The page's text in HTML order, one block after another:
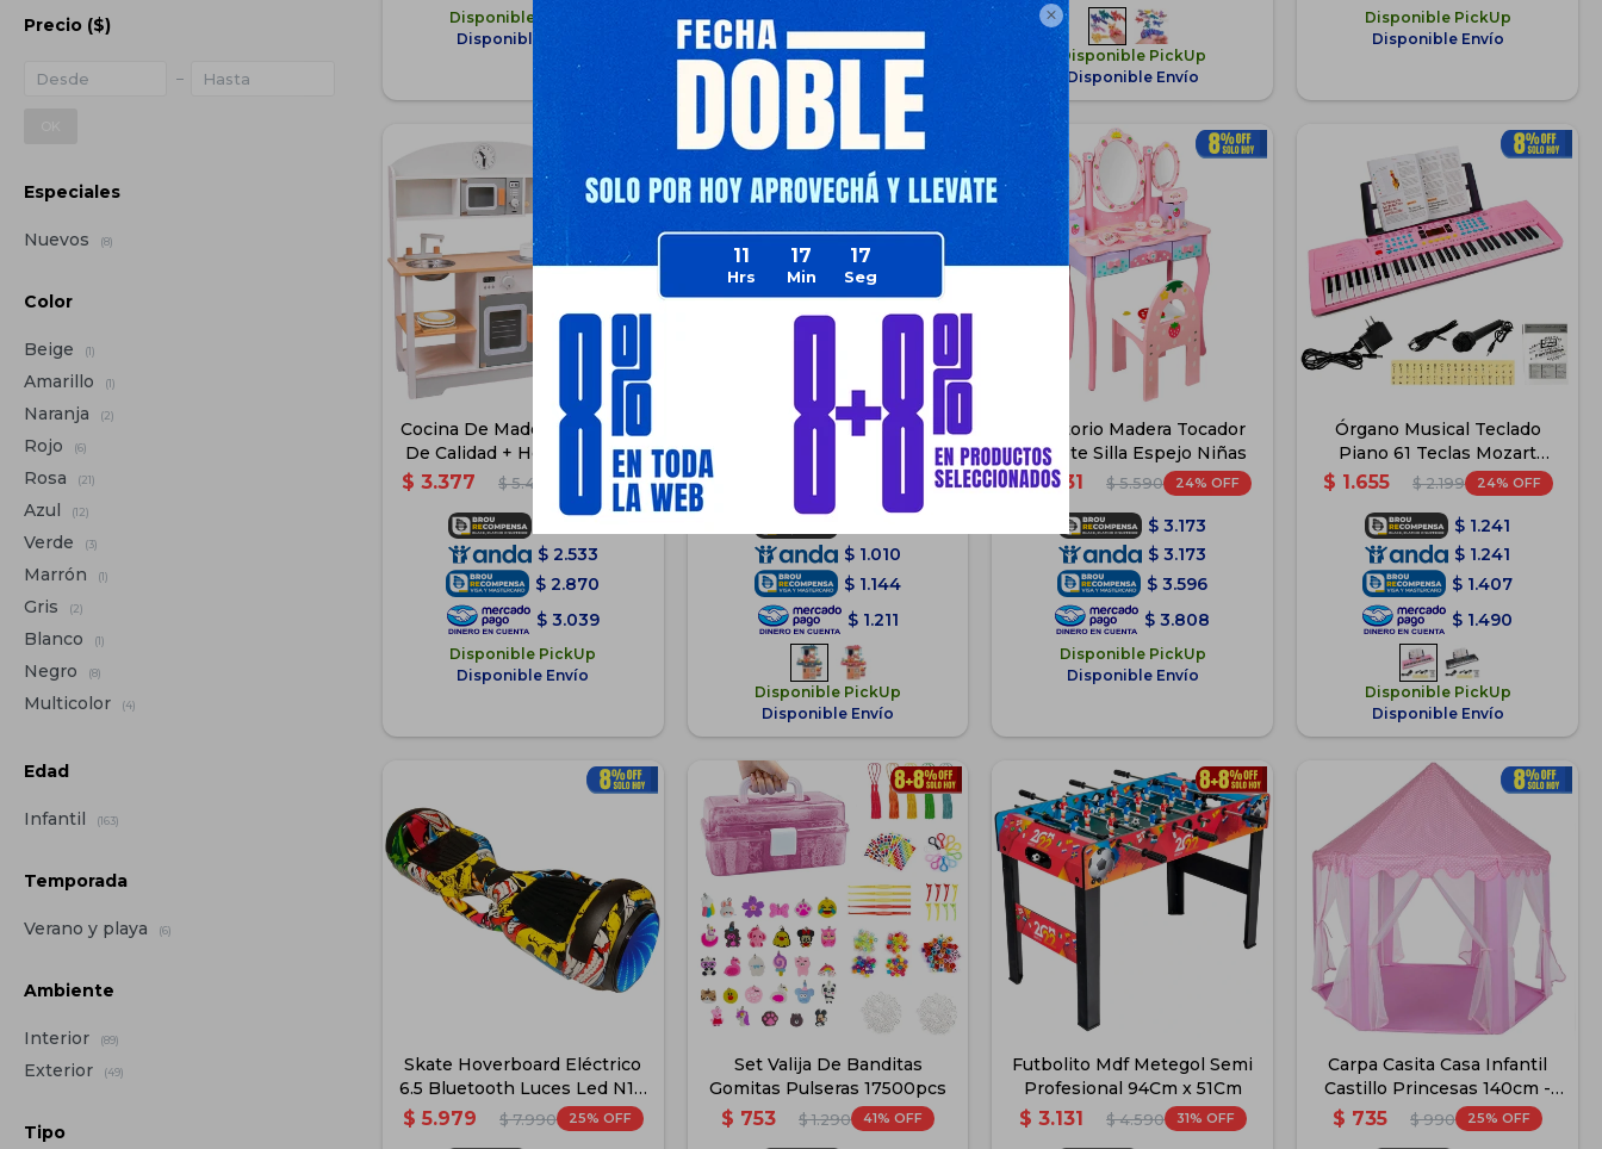

11 17 15
Disponible PickUp
Disponible Envío
Disponible PickUp
Disponible Envío
Disponible PickUp
Disponible Envío
Disponible PickUp
Disponible Envío
Cocina De Madera Completa
De Calidad + Horno + Micro
$ 3.377 $ 5.490
$ 2.533
$ 2.870
$ 3.039
Disponible PickUp
Disponible Envío
Set De Cocina Completa De
42piezas C/Música 63x45cm -
$
$ 1.010
$ 1.144
$ 1.211
Disponible PickUp
Disponible Envío
Escritorio Madera Tocador
Juguete Silla Espejo Niñas
$ 4.231 $ 5.590 24
$ 3.173
$ 3.173
$ 3.596
$ 3.808
Disponible PickUp
Disponible Envío
Órgano Musical Teclado
Piano 61 Teclas Mozart
Español - Rosa
$ 1.655 $ 2.199 24
$ 1.241
$ 1.241
$ 1.407
$ 1.490
Disponible PickUp
Disponible Envío
Skate Hoverboard Eléctrico
6.5 Bluetooth Luces Led N1 -
Grafiti
$ 5.979 $ 7.990 25
Set Valija De Banditas
Gomitas Pulseras 17500pcs
$ 753 $ 1.290 41
Futbolito Mdf Metegol Semi
Profesional 94Cm x 51Cm
$ 3.131 $ 4.590 31
Carpa Casita Casa Infantil
Castillo Princesas 140cm -
Rosa
$ 735 $ 990 25
Precio ($)
Especiales
Nuevos (8)
Color
Beige (1)
Amarillo (1)
Naranja (2)
Rojo (6)
Rosa (21)
Azul (12)
Verde (3)
Marrón (1)
Gris (2)
Blanco (1)
Negro (8)
Multicolor (4)
Edad
Infantil (163)
Temporada
Verano y playa (6)
Ambiente
Interior (89)
Exterior (49)
Tipo